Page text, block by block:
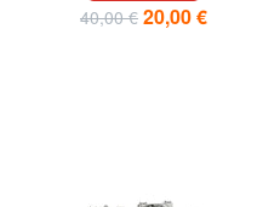
40,00 € 20,00 €